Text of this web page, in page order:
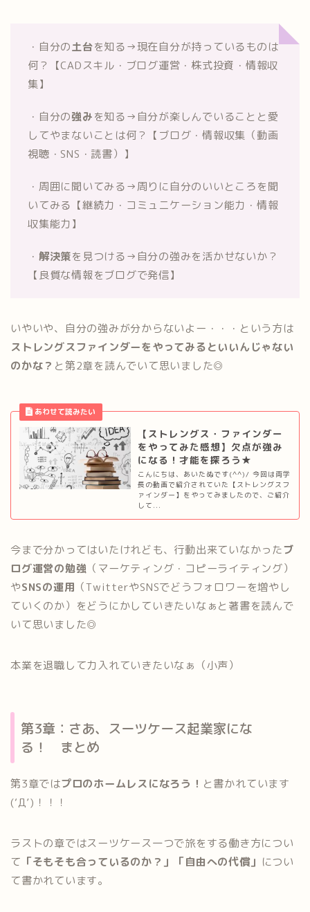
・自分の土台を知る→現在自分が持っているものは
何？【CADスキル・ブログ運営・株式投資・情報収
集】
・自分の強みを知る→自分が楽しんでいることと愛
してやまないことは何？【ブログ・情報収集（動画
視聴・SNS・読書）】
・周囲に聞いてみる→周りに自分のいいところを聞
いてみる【継続力・コミュニケーション能力・情報
収集能力】
・ 解決策を見つける→自分の強みを活かせないか？
【良質な情報をブログで発信】
いやいや、自分の強みが分からないよー・・・という方は
ストレングスファインダーをやってみるといいんじゃない
のかな？ と第2章を読んでいて思いました◎
【ストレングス・ファインダー
をやってみた感想】欠点が強み
になる！才能を探ろう★
こんにちは、あいたぬです(^^)/ 今回は両学
長の動画で紹介されていた【ストレングスフ
ァインダー】をやってみましたので、ご紹介
して...
今まで分かってはいたけれども、行動出来ていなかったブ
ログ運営の勉強 （マーケティング・コピーライティング）
やSNSの運用 （TwitterやSNSでどうフォロワーを増やし
ていくのか）をどうにかしていきたいなぁと著書を読んで
いて思いました◎
本業を退職して力入れていきたいなぁ（小声）
第3章：さあ、スーツケース起業家にな
る！ まとめ
第3章ではプロのホームレスになろう！ と書かれています
(‘Д’)！！！
ラストの章ではスーツケース一つで旅をする働き方につい
て 「そもそも合っているのか？」「自由への代償」 につい
て書かれています。